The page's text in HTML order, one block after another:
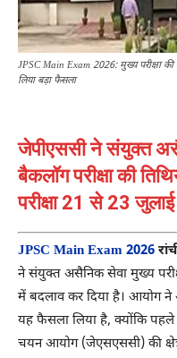
JPSC Main Exam 2026: मुख्य परीक्षा
लिया बड़ा फैसला
जेपीएससी ने संयुक्त
बैकलॉग परीक्षा की
परीक्षा 21 से 23
JPSC Main Exam 2026
ने संयुक्त असैनिक सेवा मुख्य
में बदलाव कर दिया है। आयोग ने
यह फैसला लिया है, क्योंकि पहले
चयन आयोग (जेएसएससी) की